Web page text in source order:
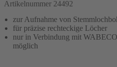
Artikelnummer 24492
zur Aufnahme von
für präzise rechteckige Löcher
nur in Verbindung mit
möglich